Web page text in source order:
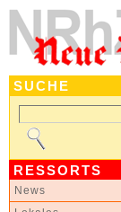
SUCHE
RESSORTS
News